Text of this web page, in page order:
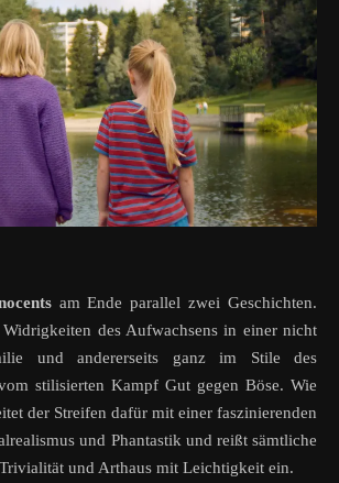
am Ende parallel zwei Geschichten.
des Aufwachsens in einer nicht
und andererseits ganz im Stile des
stilisierten Kampf Gut gegen Böse. Wie
der Streifen dafür mit einer faszinierenden
und Phantastik und reißt sämtliche
und Arthaus mit Leichtigkeit ein.